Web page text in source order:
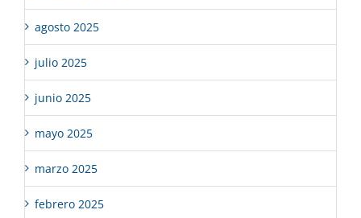
agosto 2025
julio 2025
junio 2025
mayo 2025
marzo 2025
febrero 2025